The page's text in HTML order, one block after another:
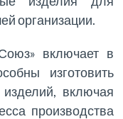
организации.
включает в
изготовить
включая
производства